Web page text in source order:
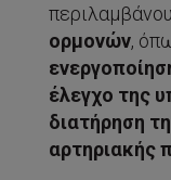
ορμονών,
έλεγχο της
διατήρηση
αρτηριακής